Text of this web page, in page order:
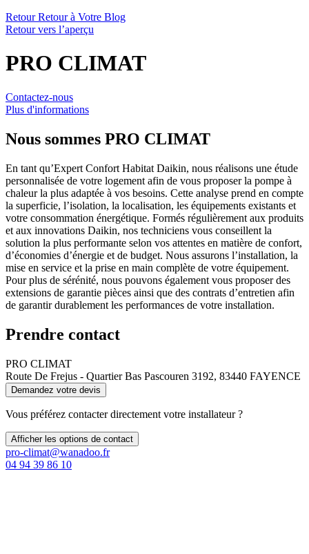
Retour Retour à Votre Blog
Retour vers l’aperçu
PRO CLIMAT
Contactez-nous
Plus d'informations
Nous sommes PRO CLIMAT
En tant qu’Expert Confort Habitat Daikin, nous réalisons une étude
personnalisée de votre logement afin de vous proposer la pompe à
chaleur la plus adaptée à vos besoins. Cette analyse prend en compte
la superficie, l’isolation, la localisation, les équipements existants et
votre consommation énergétique. Formés régulièrement aux produits
et aux innovations Daikin, nos techniciens vous conseillent la
solution la plus performante selon vos attentes en matière de confort,
d’économies d’énergie et de budget. Nous assurons l’installation, la
mise en service et la prise en main complète de votre équipement.
Pour plus de sérénité, nous pouvons également vous proposer des
extensions de garantie pièces ainsi que des contrats d’entretien afin
de garantir durablement les performances de votre installation.
Prendre contact
PRO CLIMAT
Route De Frejus - Quartier Bas Pascouren 3192, 83440 FAYENCE
Demandez votre devis
Vous préférez contacter directement votre installateur ?
Afficher les options de contact
pro-climat@wanadoo.fr
04 94 39 86 10